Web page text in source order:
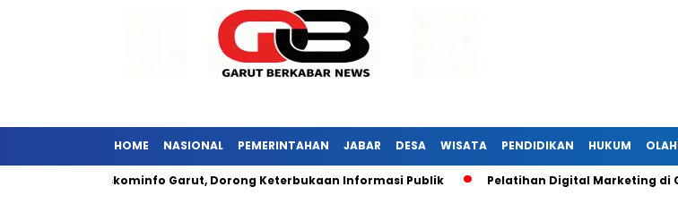
HOME NASIONAL PEMERINTAHAN JABAR DESA WISATA PENDIDIKAN HUKUM
Diskominfo Garut, Dorong Keterbukaan Informasi Publik Pelatihan Digital Marketing di Garut